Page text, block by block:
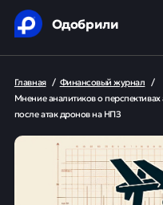
Одобрили
Главная / Финансовый журнал /
Мнение аналитиков о
после атак дронов на НПЗ